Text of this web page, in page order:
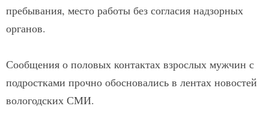
пребывания, место работы без согласия надзорных
органов.
Сообщения о половых контактах взрослых мужчин с
подростками прочно обосновались в лентах новостей
вологодских СМИ.